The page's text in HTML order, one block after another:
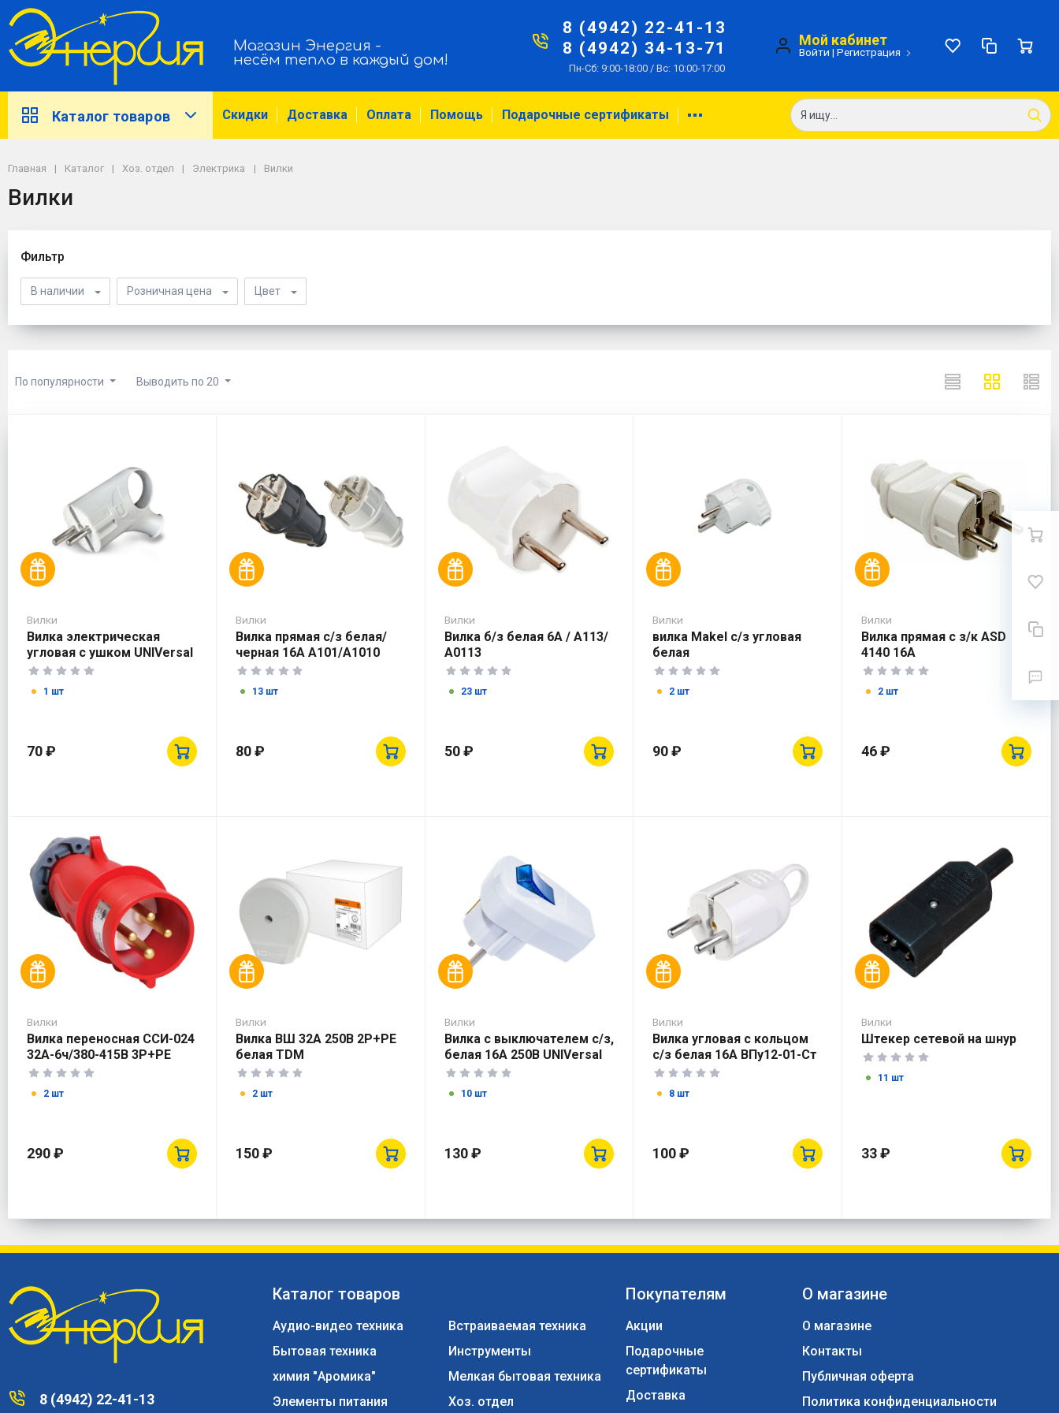
Магазин Энергия -
несём тепло в каждый дом!
8 (4942) 22-41-13
8 (4942) 34-13-71
Пн-Сб: 9:00-18:00 / Вс: 10:00-17:00
Мой кабинет
Войти |Регистрация
Каталог товаров Скидки Доставка Оплата Помощь Подарочные сертификаты
Главная Каталог Хоз. отдел Электрика Вилки
Вилки
Фильтр
В наличии Розничная цена Цвет
По популярности Выводить по 20
Вилки
Вилка электрическая
угловая с ушком UNIVersal
A112/A0112 /16А/250В/c
заземл.
1 шт
70 ₽
Вилки
Вилка прямая с/з белая/
черная 16А А101/А1010
13 шт
80 ₽
Вилки
Вилка б/з белая 6А / А113/
А0113
23 шт
50 ₽
Вилки
вилка Makel с/з угловая
белая
2 шт
90 ₽
Вилки
Вилка прямая с з/к ASD
4140 16А
2 шт
46 ₽
Вилки
Вилка переносная ССИ-024
32А-6ч/380-415В 3Р+РЕ
IP44 MAGNUM ИЭК
2 шт
290 ₽
Вилки
Вилка ВШ 32А 250В 2Р+РЕ
белая TDM
2 шт
150 ₽
Вилки
Вилка с выключателем с/з,
белая 16А 250В UNIVersal
0056
10 шт
130 ₽
Вилки
Вилка угловая с кольцом
с/з белая 16А ВПу12-01-Ст
IEK EVP12-16-01-K01
8 шт
100 ₽
Вилки
Штекер сетевой на шнур
11 шт
33 ₽
8 (4942) 22-41-13
Каталог товаров
Аудио-видео техника
Бытовая техника
химия "Аромика"
Элементы питания
Встраиваемая техника
Инструменты
Мелкая бытовая техника
Хоз. отдел
Покупателям
Акции
Подарочные
сертификаты
Доставка
О магазине
О магазине
Контакты
Публичная оферта
Политика конфиденциальности